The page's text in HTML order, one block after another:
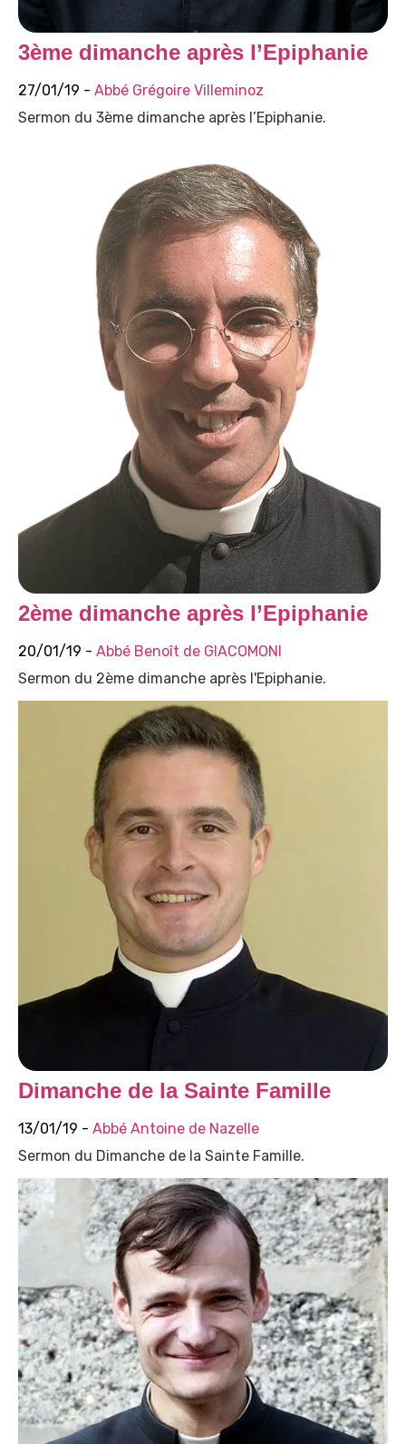
3ème dimanche après l’Epiphanie
27/01/19 - Abbé Grégoire Villeminoz
Sermon du 3ème dimanche après l’Epiphanie.
2ème dimanche après l’Epiphanie
20/01/19 - Abbé Benoît de GIACOMONI
Sermon du 2ème dimanche après l'Epiphanie.
Dimanche de la Sainte Famille
13/01/19 - Abbé Antoine de Nazelle
Sermon du Dimanche de la Sainte Famille.